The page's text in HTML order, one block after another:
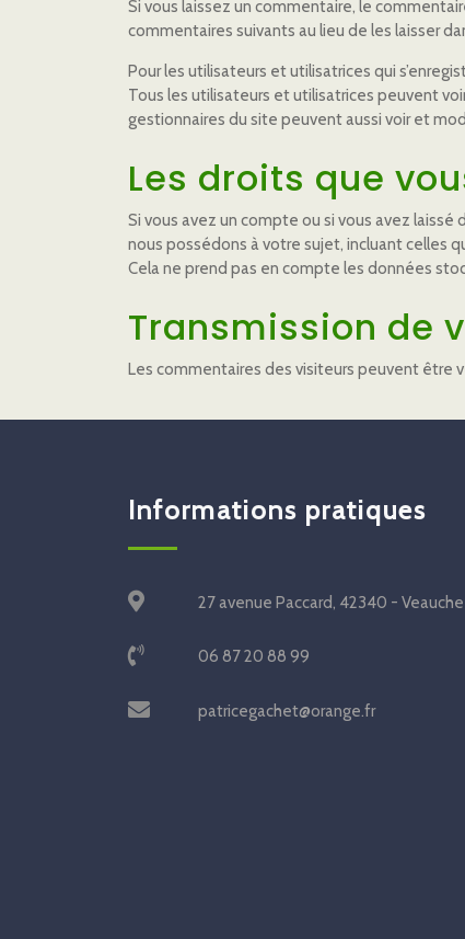
Si vous laissez un commentaire, le
commentaires suivants au lieu de les laisser
Pour les utilisateurs et utilisatrices qui
Tous les utilisateurs et utilisatrices peuvent
gestionnaires du site peuvent aussi voir et
Les droits que
Si vous avez un compte ou si vous avez
nous possédons à votre sujet, incluant celles
Cela ne prend pas en compte les données
Transmission de
Les commentaires des visiteurs peuvent être
Informations pratiques
27 avenue Paccard, 42340 - Veauche
06 87 20 88 99
patricegachet@orange.fr